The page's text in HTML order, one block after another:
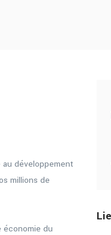
au développement
millions de
économie du